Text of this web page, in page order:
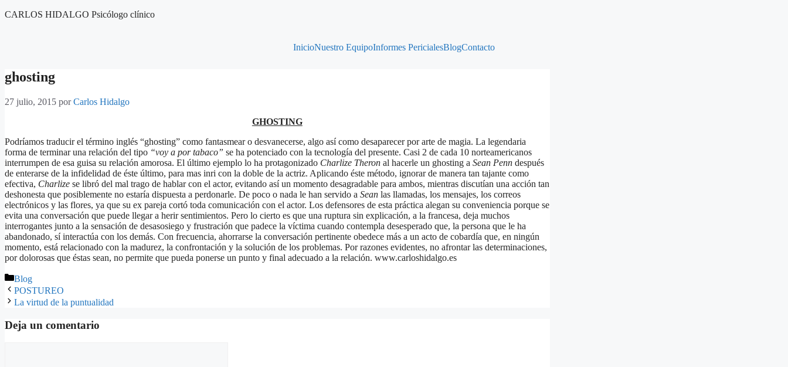
Saltar
CARLOS HIDALGO Psicólogo clínico
InicioNuestro EquipoInformes PericialesBlogContacto
ghosting
27 julio, 2015 porCarlos Hidalgo
GHOSTING
Podríamos traducir el término inglés “ghosting” como fantasmear o desvanecerse, algo así como desaparecer por arte de magia. La legendaria
forma de terminar una relación del tipo “voy a por tabaco” se ha potenciado con la tecnología del presente. Casi 2 de cada 10 norteamericanos
interrumpen de esa guisa su relación amorosa. El último ejemplo lo ha protagonizado Charlize Theron al hacerle un ghosting a Sean Penn después
de enterarse de la infidelidad de éste último, para mas inri con la doble de la actriz. Aplicando éste método, ignorar de manera tan tajante como
efectiva, Charlize se libró del mal trago de hablar con el actor, evitando así un momento desagradable para ambos, mientras discutían una acción tan
deshonesta que posiblemente no estaría dispuesta a perdonarle. De poco o nada le han servido a Sean las llamadas, los mensajes, los correos
electrónicos y las flores, ya que su ex pareja cortó toda comunicación con el actor. Los defensores de esta práctica alegan su conveniencia porque se
evita una conversación que puede llegar a herir sentimientos. Pero lo cierto es que una ruptura sin explicación, a la francesa, deja muchos
interrogantes junto a la sensación de desasosiego y frustración que padece la víctima cuando contempla desesperado que, la persona que le ha
abandonado, sí interactúa con los demás. Con frecuencia, ahorrarse la conversación pertinente obedece más a un acto de cobardía que, en ningún
momento, está relacionado con la madurez, la confrontación y la solución de los problemas. Por razones evidentes, no afrontar las determinaciones,
por dolorosas que éstas sean, no permite que pueda ponerse un punto y final adecuado a la relación. www.carloshidalgo.es
Categorías
Blog
POSTUREO
La virtud de la puntualidad
Deja un comentario